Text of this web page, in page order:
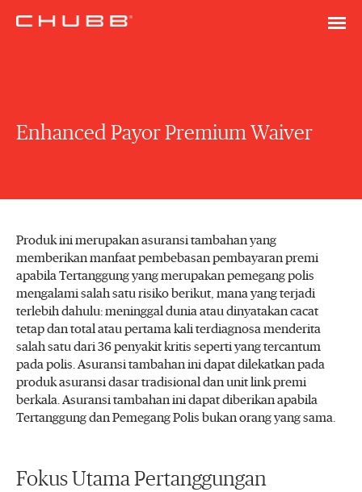
Enhanced Payor Premium Waiver
Produk ini merupakan asuransi tambahan yang
memberikan manfaat pembebasan pembayaran premi
apabila Tertanggung yang merupakan pemegang polis
mengalami salah satu risiko berikut, mana yang terjadi
terlebih dahulu: meninggal dunia atau dinyatakan cacat
tetap dan total atau pertama kali terdiagnosa menderita
salah satu dari 36 penyakit kritis seperti yang tercantum
pada polis. Asuransi tambahan ini dapat dilekatkan pada
produk asuransi dasar tradisional dan unit link premi
berkala. Asuransi tambahan ini dapat diberikan apabila
Tertanggung dan Pemegang Polis bukan orang yang sama.
Fokus Utama Pertanggungan